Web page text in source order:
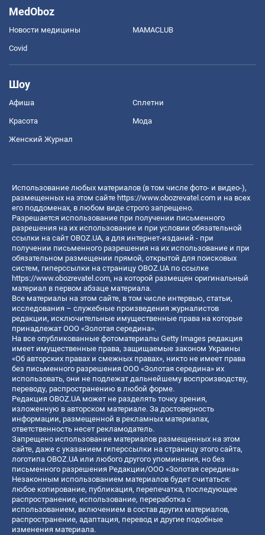
MedOboz
Новости медицины MAMACLUB
Covid
Шоу
Афиша Сплетни
Красота Мода
Женский Журнал
Использование любых материалов (в том числе фото- и видео-),
размещенных на этом сайте https://www.obozrevatel.com и на всех
его поддоменах, в любом виде строго запрещено.
Разрешается использование при получении письменного
разрешения на их использование и при условии обязательной
ссылки на сайт OBOZ.UA, а для интернет-изданий - при
получении письменного разрешения на их использование и при
обязательном размещении прямой, открытой для поисковых
систем, гиперссылки на страницу OBOZ.UA по ссылке
https://www.obozrevatel.com, на которой размещен оригинальный
материал в первом абзаце материала.
Все материалы на этом сайте, в том числе интервью, статьи,
исследования – служебные произведения журналистов
редакции, исключительные имущественные права на которые
принадлежат ООО «Золотая середина».
На все опубликованные фотоматериалы Getty Images редакция
имеет имущественные права, защищаемые законом Украины
«Об авторских правах и смежных правах», никто не имеет права
без письменного разрешения ООО «Золотая середина» их
использовать, они не подлежат дальнейшему воспроизводству,
переводу, распространению в любой форме.
Редакция OBOZ.UA может не разделять точку зрения,
изложенную в авторском материале. За достоверность
информации, размещенной в рекламных материалах,
ответственность несет рекламодатель.
Запрещено использование материалов размещенных на этом
сайте, даже с указанием гиперссылки на страницу этого сайта,
логотипа OBOZ.UA или любого другого упоминания, но без
письменного разрешения Редакции/ООО «Золотая середина»
Незаконным использованием материалов будет считаться:
любое копирование, публикация, перепечатка, последующее
распространение, использование, переработка с
использованием, включением в состав других материалов,
распространение, адаптация, перевод и другие подобные
изменения материала.